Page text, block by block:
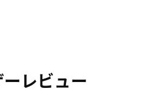
レビュー